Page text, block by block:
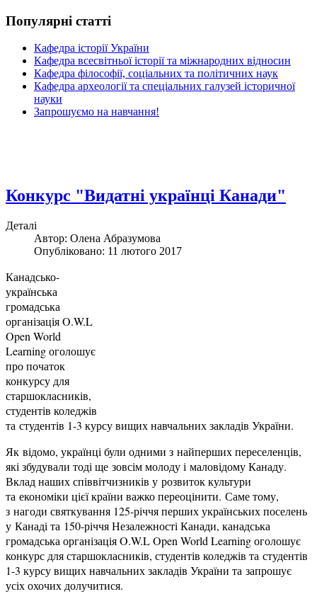
Популярні статті
Кафедра історії України
Кафедра всесвітньої історії та міжнародних відносин
Кафедра філософії, соціальних та політичних наук
Кафедра археології та спеціальних галузей історичної
науки
Запрошуємо на навчання!
Конкурс "Видатні українці Канади"
Деталі
Автор: Олена Абразумова
Опубліковано: 11 лютого 2017
Канадсько-
українська
громадська
організація O.W.L
Open World
Learning оголошує
про початок
конкурсу для
старшокласників,
студентів коледжів
та студентів 1-3 курсу вищих навчальних закладів України.
Як відомо, українці були одними з найперших переселенців,
які збудували тоді ще зовсім молоду і маловідому Канаду.
Вклад наших співвітчизників у розвиток культури
та економіки цієї країни важко переоцінити. Саме тому,
з нагоди святкування 125-річчя перших українських поселень
у Канаді та 150-річчя Незалежності Канади, канадська
громадська організація O.W.L Open World Learning оголошує
конкурс для старшокласників, студентів коледжів та студентів
1-3 курсу вищих навчальних закладів України та запрошує
усіх охочих долучитися.